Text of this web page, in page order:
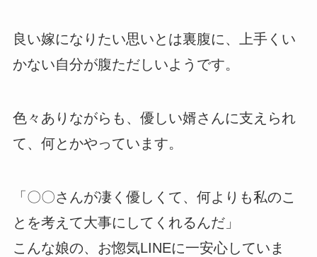
良い嫁になりたい思いとは裏腹に、上手くい
かない自分が腹ただしいようです。
色々ありながらも、優しい婿さんに支えられ
て、何とかやっています。
「〇〇さんが凄く優しくて、何よりも私のこ
とを考えて大事にしてくれるんだ」
こんな娘の、お惚気LINEに一安心していま